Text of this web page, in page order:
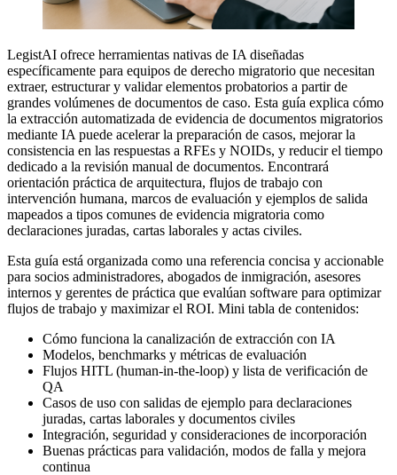
LegistAI ofrece herramientas nativas de IA diseñadas
específicamente para equipos de derecho migratorio que necesitan
extraer, estructurar y validar elementos probatorios a partir de
grandes volúmenes de documentos de caso. Esta guía explica cómo
la extracción automatizada de evidencia de documentos migratorios
mediante IA puede acelerar la preparación de casos, mejorar la
consistencia en las respuestas a RFEs y NOIDs, y reducir el tiempo
dedicado a la revisión manual de documentos. Encontrará
orientación práctica de arquitectura, flujos de trabajo con
intervención humana, marcos de evaluación y ejemplos de salida
mapeados a tipos comunes de evidencia migratoria como
declaraciones juradas, cartas laborales y actas civiles.
Esta guía está organizada como una referencia concisa y accionable
para socios administradores, abogados de inmigración, asesores
internos y gerentes de práctica que evalúan software para optimizar
flujos de trabajo y maximizar el ROI. Mini tabla de contenidos:
Cómo funciona la canalización de extracción con IA
Modelos, benchmarks y métricas de evaluación
Flujos HITL (human-in-the-loop) y lista de verificación de
QA
Casos de uso con salidas de ejemplo para declaraciones
juradas, cartas laborales y documentos civiles
Integración, seguridad y consideraciones de incorporación
Buenas prácticas para validación, modos de falla y mejora
continua